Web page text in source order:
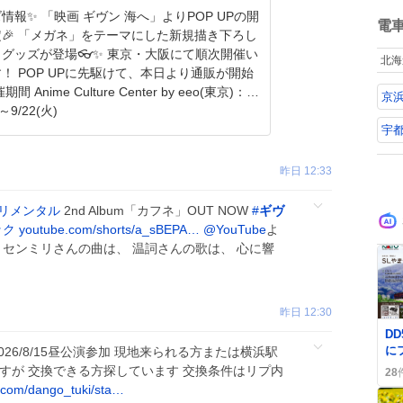
報✨ 「映画 ギヴン 海へ」よりPOP UPの開
「メガネ」をテーマにした新規描き下ろし
ッズが登場👓✨ 東京・大阪にて順次開催い
POP UPに先駆けて、本日より通販が開始
9/22(火)
昨日 12:33
メンタル 2nd Album「カフネ」OUT NOW #ギヴ
youtube.com/shorts/a_sBEPA… @YouTubeよ
ンミリさんの曲は、 温詞さんの歌は、 心に響
昨日 12:30
8/15昼公演参加 現地来られる方または横浜駅
が 交換できる方探しています 交換条件はリプ内
dango_tuki/sta…
数
電
北
京
宇
に
殺
28